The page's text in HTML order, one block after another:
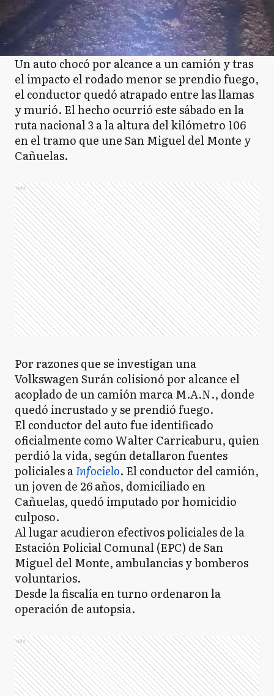
Un auto chocó por alcance a un camión y tras
el impacto el rodado menor se prendio fuego,
el conductor quedó atrapado entre las llamas
y murió. El hecho ocurrió este sábado en la
ruta nacional 3 a la altura del kilómetro 106
en el tramo que une San Miguel del Monte y
Cañuelas.
Ads
Por razones que se investigan una
Volkswagen Surán colisionó por alcance el
acoplado de un camión marca M.A.N., donde
quedó incrustado y se prendió fuego.
El conductor del auto fue identificado
oficialmente como Walter Carricaburu, quien
perdió la vida, según detallaron fuentes
policiales aInfocielo. El conductor del camión,
un joven de 26 años, domiciliado en
Cañuelas, quedó imputado por homicidio
culposo.
Al lugar acudieron efectivos policiales de la
Estación Policial Comunal (EPC) de San
Miguel del Monte, ambulancias y bomberos
voluntarios.
Desde la fiscalía en turno ordenaron la
operación de autopsia.
Ads